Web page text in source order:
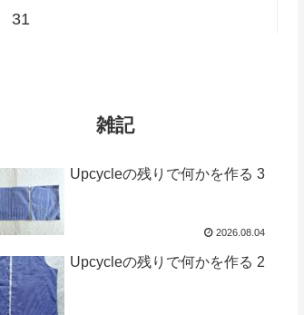
31
雑記
Upcycleの残りで何かを作る 3
2026.08.04
Upcycleの残りで何かを作る 2